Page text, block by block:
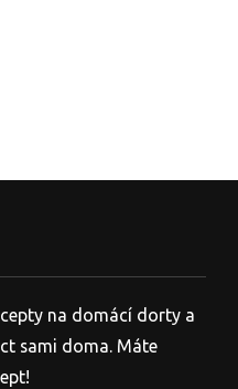
na domácí dorty a
sami doma. Máte